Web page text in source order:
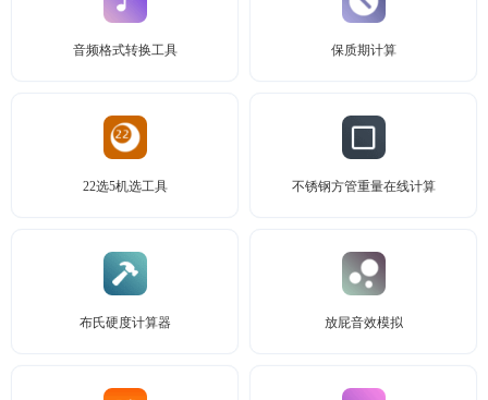
音频格式转换工具 保质期计算
22选5机选工具 不锈钢方管重量在线计算
布氏硬度计算器 放屁音效模拟